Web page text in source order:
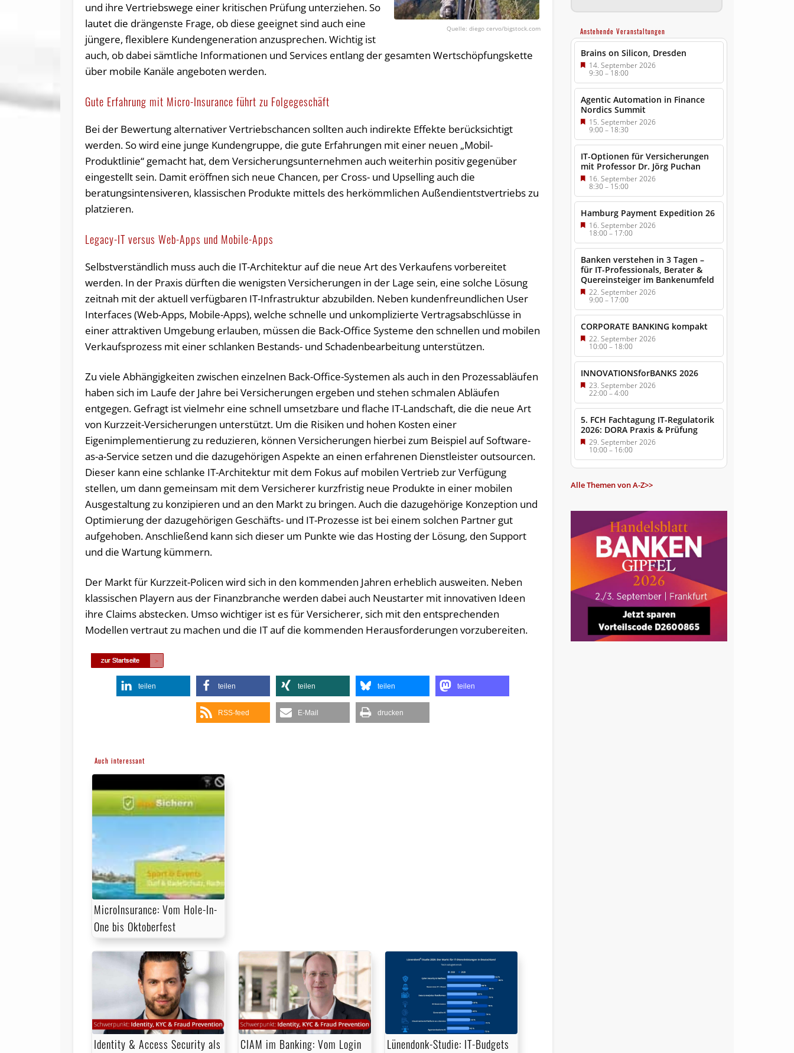
diego cervo/bigstock.com
und ihre Vertriebswege einer kritischen Prüfung unterziehen. So
lautet die drängenste Frage, ob diese geeignet sind auch eine
jüngere, flexiblere Kundengeneration anzusprechen. Wichtig ist
auch, ob dabei sämtliche Informationen und Services entlang der gesamten Wertschöpfungskette
über mobile Kanäle angeboten werden.
Gute Erfahrung mit Micro-Insurance führt zu Folgegeschäft
Bei der Bewertung alternativer Vertriebschancen sollten auch indirekte Effekte berücksichtigt
werden. So wird eine junge Kundengruppe, die gute Erfahrungen mit einer neuen „Mobil-
Produktlinie“ gemacht hat, dem Versicherungsunternehmen auch weiterhin positiv gegenüber
eingestellt sein. Damit eröffnen sich neue Chancen, per Cross- und Upselling auch die
beratungsintensiveren, klassischen Produkte mittels des herkömmlichen Außendientstvertriebs zu
platzieren.
Legacy-IT versus Web-Apps und Mobile-Apps
Selbstverständlich muss auch die IT-Architektur auf die neue Art des Verkaufens vorbereitet
werden. In der Praxis dürften die wenigsten Versicherungen in der Lage sein, eine solche Lösung
zeitnah mit der aktuell verfügbaren IT-Infrastruktur abzubilden. Neben kundenfreundlichen User
Interfaces (Web-Apps, Mobile-Apps), welche schnelle und unkomplizierte Vertragsabschlüsse in
einer attraktiven Umgebung erlauben, müssen die Back-Office Systeme den schnellen und mobilen
Verkaufsprozess mit einer schlanken Bestands- und Schadenbearbeitung unterstützen.
Zu viele Abhängigkeiten zwischen einzelnen Back-Office-Systemen als auch in den Prozessabläufen
haben sich im Laufe der Jahre bei Versicherungen ergeben und stehen schmalen Abläufen
entgegen. Gefragt ist vielmehr eine schnell umsetzbare und flache IT-Landschaft, die die neue Art
von Kurzzeit-Versicherungen unterstützt. Um die Risiken und hohen Kosten einer
Eigenimplementierung zu reduzieren, können Versicherungen hierbei zum Beispiel auf Software-
as-a-Service setzen und die dazugehörigen Aspekte an einen erfahrenen Dienstleister outsourcen.
Dieser kann eine schlanke IT-Architektur mit dem Fokus auf mobilen Vertrieb zur Verfügung
stellen, um dann gemeinsam mit dem Versicherer kurzfristig neue Produkte in einer mobilen
Ausgestaltung zu konzipieren und an den Markt zu bringen. Auch die dazugehörige Konzeption und
Optimierung der dazugehörigen Geschäfts- und IT-Prozesse ist bei einem solchen Partner gut
aufgehoben. Anschließend kann sich dieser um Punkte wie das Hosting der Lösung, den Support
und die Wartung kümmern.
Der Markt für Kurzzeit-Policen wird sich in den kommenden Jahren erheblich ausweiten. Neben
klassischen Playern aus der Finanzbranche werden dabei auch Neustarter mit innovativen Ideen
ihre Claims abstecken. Umso wichtiger ist es für Versicherer, sich mit den entsprechenden
Modellen vertraut zu machen und die IT auf die kommenden Herausforderungen vorzubereiten.
teilen teilen teilen teilen teilen
RSS-feed E-Mail drucken
Auch interessant
MicroInsurance: Vom Hole-In-
One bis Oktoberfest
Identity & Access Security als CIAM im Banking: Vom Login Lünendonk-Studie: IT-Budgets
Anstehende Veranstaltungen
Brains on Silicon, Dresden
14. September 2026
9:30–18:00
Agentic Automation in Finance
Nordics Summit
15. September 2026
9:00–18:30
IT-Optionen für Versicherungen
mit Professor Dr. Jörg Puchan
16. September 2026
8:30–15:00
Hamburg Payment Expedition 26
16. September 2026
18:00– 17:00
Banken verstehen in 3 Tagen –
für IT-Professionals, Berater &
Quereinsteiger im Bankenumfeld
22. September 2026
9:00–17:00
CORPORATE BANKING kompakt
22. September 2026
10:00– 18:00
INNOVATIONSforBANKS 2026
23. September 2026
22:00–4:00
5. FCH Fachtagung IT-Regulatorik
2026: DORA Praxis & Prüfung
29. September 2026
10:00– 16:00
Alle Themen von A-Z>>